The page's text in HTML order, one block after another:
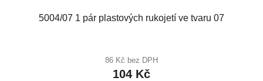
5004/07 1 pár plastových rukojetí ve tvaru 07
86 Kč bez DPH
104 Kč